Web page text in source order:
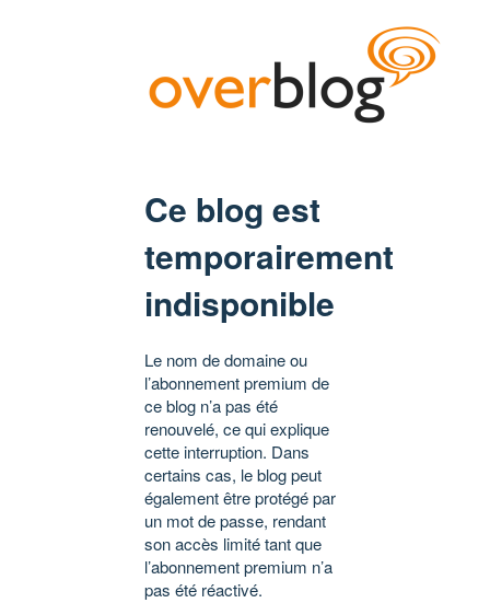
Ce blog est
temporairement
indisponible
Le nom de domaine ou
l’abonnement premium de
ce blog n’a pas été
renouvelé, ce qui explique
cette interruption. Dans
certains cas, le blog peut
également être protégé par
un mot de passe, rendant
son accès limité tant que
l’abonnement premium n’a
pas été réactivé.